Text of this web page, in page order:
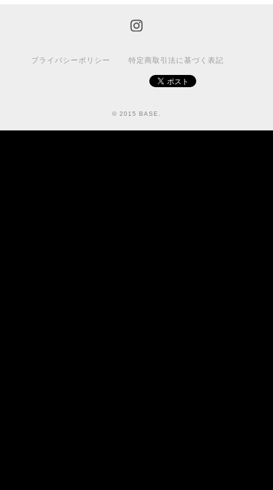
プライバシーポリシー 特定商取引法に基づく表記
© 2015 BASE.